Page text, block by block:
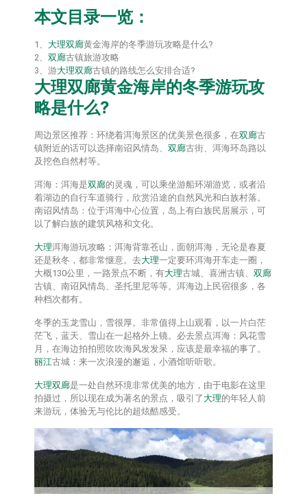
本文目录一览：
1、 大理双廊黄金海岸的冬季游玩攻略是什么?
2、 双廊古镇旅游攻略
3、游大理双廊古镇的路线怎么安排合适?
大理双廊黄金海岸的冬季游玩攻
略是什么?
周边景区推荐：环绕着洱海景区的优美景色很多，在双廊古
镇附近的话可以选择南诏风情岛、 双廊古街、洱海环岛路以
及挖色自然村等。
洱海：洱海是双廊的灵魂，可以乘坐游船环湖游览，或者沿
着湖边的自行车道骑行，欣赏沿途的自然风光和白族村落。
南诏风情岛：位于洱海中心位置，岛上有白族民居展示，可
以了解白族的建筑风格和文化。
大理洱海游玩攻略：洱海背靠苍山，面朝洱海，无论是春夏
还是秋冬，都非常惬意。去大理一定要环洱海开车走一圈，
大概130公里，一路景点不断，有大理古城、喜洲古镇、 双廊
古镇、南诏风情岛、圣托里尼等等。洱海边上民宿很多，各
种档次都有。
冬季的玉龙雪山，雪很厚。非常值得上山观看，以一片白茫
茫飞，蓝天、雪山在一起格外上镜。必去景点洱海：风花雪
月，在海边拍拍照吹吹海风发发呆，应该是最幸福的事了。
丽江古城：来一次浪漫的邂逅，小酒馆听听歌。
大理双廊是一处自然环境非常优美的地方，由于电影在这里
拍摄过，所以现在成为著名的景点，吸引了 大理的年轻人前
来游玩，体验无与伦比的超炫酷感受。